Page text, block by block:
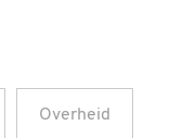
Overheid